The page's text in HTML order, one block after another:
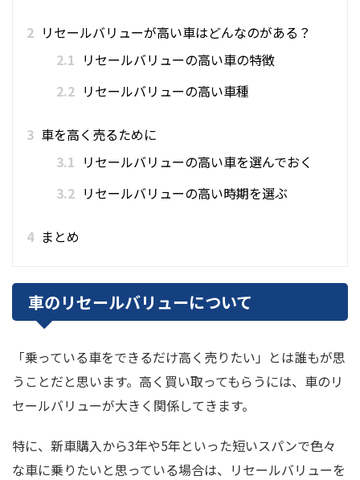
2 リセールバリューが高い車はどんなのがある？
2.1 リセールバリューの高い車の特徴
2.2 リセールバリューの高い車種
3 車を高く売るために
3.1 リセールバリューの高い車を選んでおく
3.2 リセールバリューの高い時期を選ぶ
4 まとめ
車のリセールバリューについて
「乗っている車をできるだけ高く売りたい」とは誰もが思
うことだと思います。高く買い取ってもらうには、車のリ
セールバリューが大きく関係してきます。
特に、新車購入から3年や5年といった短いスパンで色々
な車に乗りたいと思っている場合は、リセールバリューを